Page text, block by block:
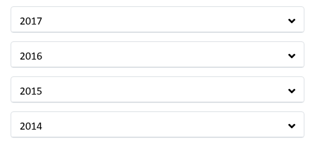
2017
2016
2015
2014